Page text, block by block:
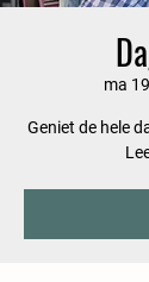
ma
Geniet de hele